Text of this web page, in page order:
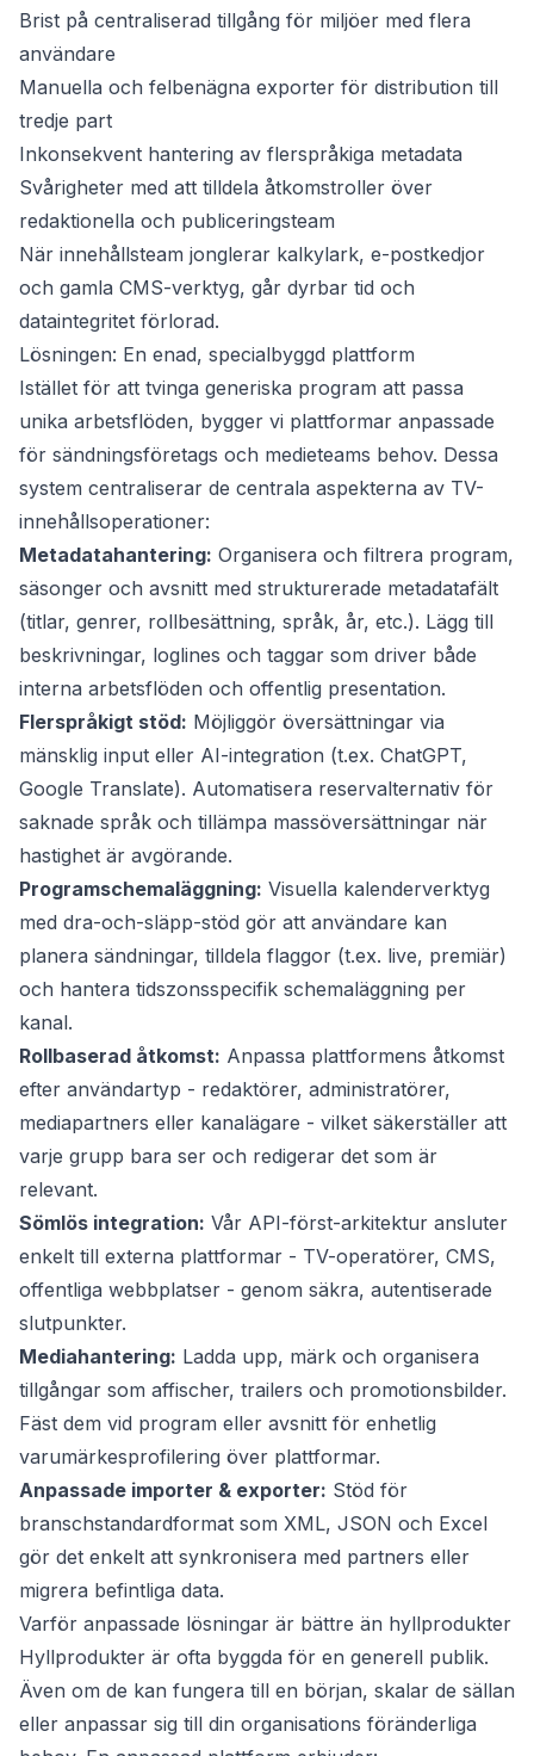
Brist på centraliserad tillgång för miljöer med flera
användare
Manuella och felbenägna exporter för distribution till
tredje part
Inkonsekvent hantering av flerspråkiga metadata
Svårigheter med att tilldela åtkomstroller över
redaktionella och publiceringsteam
När innehållsteam jonglerar kalkylark, e-postkedjor
och gamla CMS-verktyg, går dyrbar tid och
dataintegritet förlorad.
Lösningen: En enad, specialbyggd plattform
Istället för att tvinga generiska program att passa
unika arbetsflöden, bygger vi plattformar anpassade
för sändningsföretags och medieteams behov. Dessa
system centraliserar de centrala aspekterna av TV-
innehållsoperationer:
Metadatahantering: Organisera och filtrera program,
säsonger och avsnitt med strukturerade metadatafält
(titlar, genrer, rollbesättning, språk, år, etc.). Lägg till
beskrivningar, loglines och taggar som driver både
interna arbetsflöden och offentlig presentation.
Flerspråkigt stöd: Möjliggör översättningar via
mänsklig input eller AI-integration (t.ex. ChatGPT,
Google Translate). Automatisera reservalternativ för
saknade språk och tillämpa massöversättningar när
hastighet är avgörande.
Programschemaläggning: Visuella kalenderverktyg
med dra-och-släpp-stöd gör att användare kan
planera sändningar, tilldela flaggor (t.ex. live, premiär)
och hantera tidszonsspecifik schemaläggning per
kanal.
Rollbaserad åtkomst: Anpassa plattformens åtkomst
efter användartyp - redaktörer, administratörer,
mediapartners eller kanalägare - vilket säkerställer att
varje grupp bara ser och redigerar det som är
relevant.
Sömlös integration: Vår API-först-arkitektur ansluter
enkelt till externa plattformar - TV-operatörer, CMS,
offentliga webbplatser - genom säkra, autentiserade
slutpunkter.
Mediahantering: Ladda upp, märk och organisera
tillgångar som affischer, trailers och promotionsbilder.
Fäst dem vid program eller avsnitt för enhetlig
varumärkesprofilering över plattformar.
Anpassade importer & exporter: Stöd för
branschstandardformat som XML, JSON och Excel
gör det enkelt att synkronisera med partners eller
migrera befintliga data.
Varför anpassade lösningar är bättre än hyllprodukter
Hyllprodukter är ofta byggda för en generell publik.
Även om de kan fungera till en början, skalar de sällan
eller anpassar sig till din organisations föränderliga